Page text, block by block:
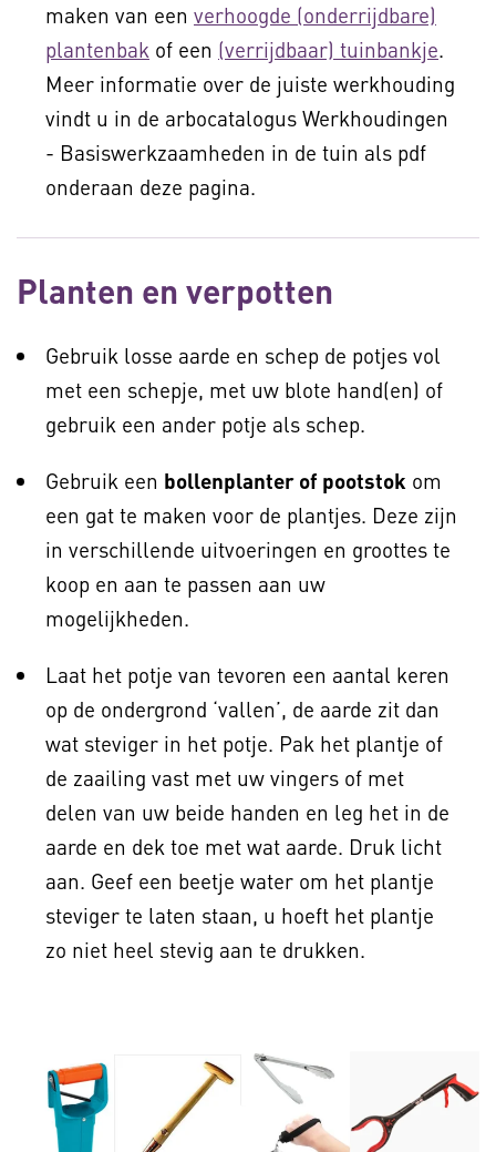
maken van een verhoogde (onderrijdbare)
plantenbak of een (verrijdbaar) tuinbankje.
Meer informatie over de juiste werkhouding
vindt u in de arbocatalogus Werkhoudingen
- Basiswerkzaamheden in de tuin als pdf
onderaan deze pagina.
Planten en verpotten
Gebruik losse aarde en schep de potjes vol
met een schepje, met uw blote hand(en) of
gebruik een ander potje als schep.
Gebruik een bollenplanter of pootstok om
een gat te maken voor de plantjes. Deze zijn
in verschillende uitvoeringen en groottes te
koop en aan te passen aan uw
mogelijkheden.
Laat het potje van tevoren een aantal keren
op de ondergrond ‘vallen’, de aarde zit dan
wat steviger in het potje. Pak het plantje of
de zaailing vast met uw vingers of met
delen van uw beide handen en leg het in de
aarde en dek toe met wat aarde. Druk licht
aan. Geef een beetje water om het plantje
steviger te laten staan, u hoeft het plantje
zo niet heel stevig aan te drukken.